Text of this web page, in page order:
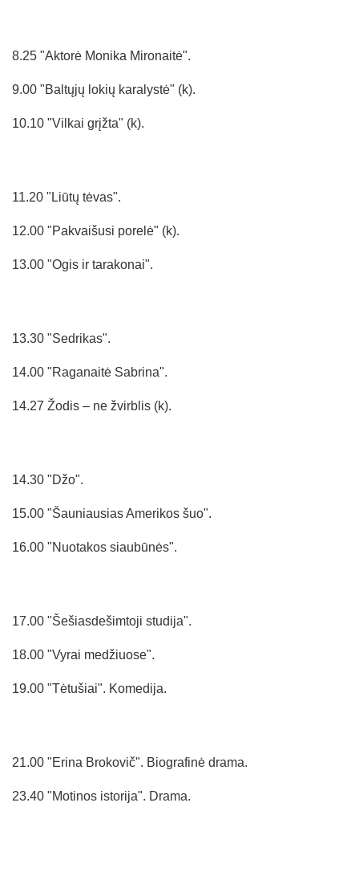
8.25 "Aktorė Monika Mironaitė".
9.00 "Baltųjų lokių karalystė" (k).
10.10 "Vilkai grįžta" (k).
11.20 "Liūtų tėvas".
12.00 "Pakvaišusi porelė" (k).
13.00 "Ogis ir tarakonai".
13.30 "Sedrikas".
14.00 "Raganaitė Sabrina".
14.27 Žodis – ne žvirblis (k).
14.30 "Džo".
15.00 "Šauniausias Amerikos šuo".
16.00 "Nuotakos siaubūnės".
17.00 "Šešiasdešimtoji studija".
18.00 "Vyrai medžiuose".
19.00 "Tėtušiai". Komedija.
21.00 "Erina Brokovič". Biografinė drama.
23.40 "Motinos istorija". Drama.